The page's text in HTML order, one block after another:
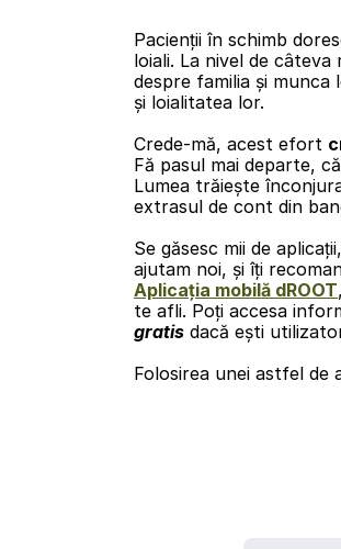
Pacienții în schimb
loiali. La nivel de
despre familia și
și loialitatea lor.
Crede-mă, acest efort
Fă pasul mai departe,
Lumea trăiește
extrasul de cont din
Se găsesc mii de
ajutam noi, și îți
Aplicația mobilă dROOT
te afli. Poți accesa
gratis dacă ești
Folosirea unei astfel de